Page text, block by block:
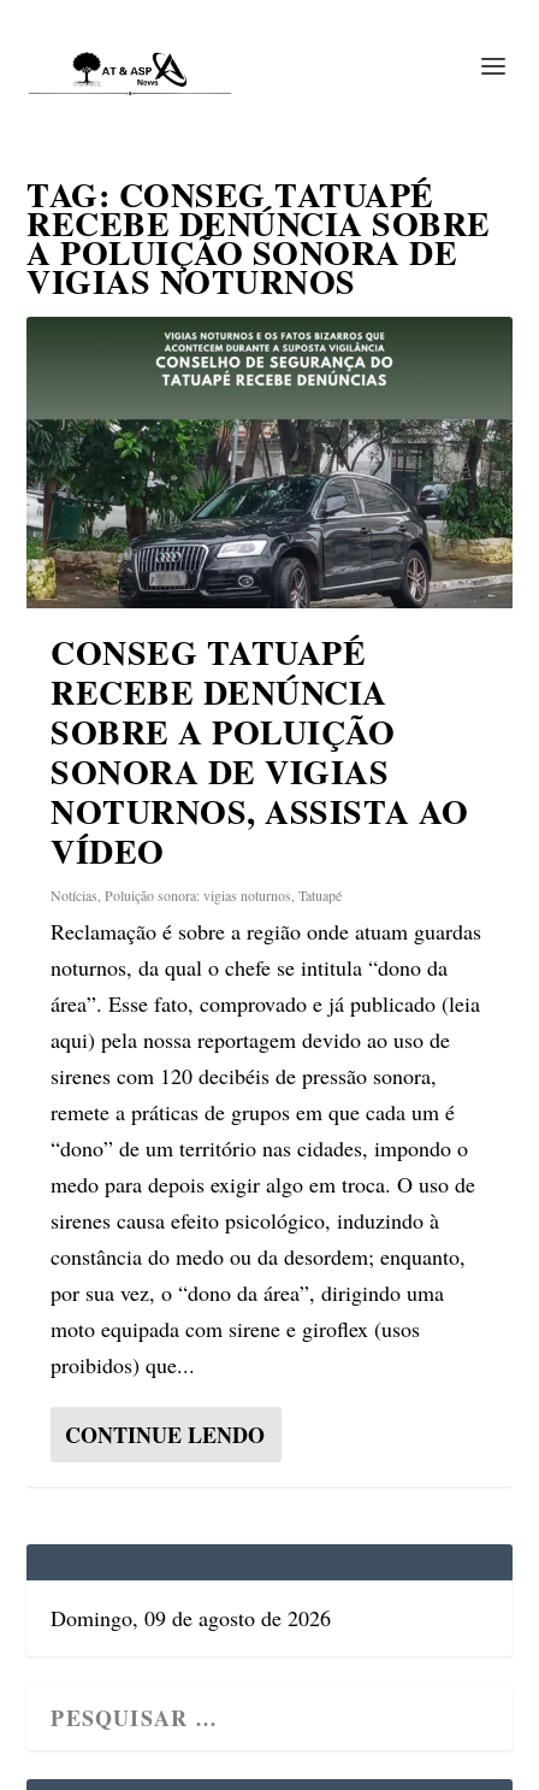
TAG: CONSEG TATUAPÉ
RECEBE DENÚNCIA SOBRE
A POLUIÇÃO SONORA DE
VIGIAS NOTURNOS
CONSEG TATUAPÉ
RECEBE DENÚNCIA
SOBRE A POLUIÇÃO
SONORA DE VIGIAS
NOTURNOS, ASSISTA AO
VÍDEO
Notícias ,Poluição sonora: vigias noturnos ,Tatuapé
Reclamação é sobre a região onde atuam guardas
noturnos, da qual o chefe se intitula “dono da
área”. Esse fato, comprovado e já publicado (leia
aqui) pela nossa reportagem devido ao uso de
sirenes com 120 decibéis de pressão sonora,
remete a práticas de grupos em que cada um é
“dono” de um território nas cidades, impondo o
medo para depois exigir algo em troca. O uso de
sirenes causa efeito psicológico, induzindo à
constância do medo ou da desordem; enquanto,
por sua vez, o “dono da área”, dirigindo uma
moto equipada com sirene e giroflex (usos
proibidos) que...
CONTINUE LENDO
Domingo, 09 de agosto de 2026